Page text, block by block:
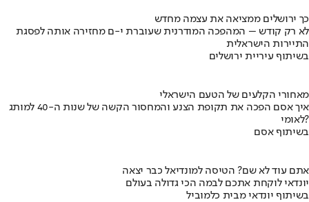
כך ירושלים ממציאה את עצמה מחדש
לא רק קודש – המהפכה המודרנית שעוברת י-ם מחזירה אותה לפסגת
התיירות הישראלית
בשיתוף עיריית ירושלים
מאחורי הקלעים של הטעם הישראלי
איך אסם הפכה את תקופת הצנע והמחסור הקשה של שנות ה-40 למותג
לאומי?
בשיתוף אסם
אתם עוד לא שם? הטיסה למונדיאל כבר יצאה
יונדאי לוקחת אתכם לבמה הכי גדולה בעולם
בשיתוף יונדאי מבית כלמוביל